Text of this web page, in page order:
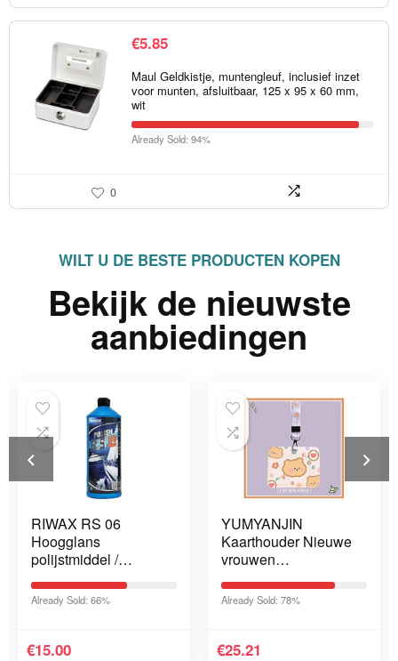
€5.85
Maul Geldkistje, muntengleuf, inclusief inzet
voor munten, afsluitbaar, 125 x 95 x 60 mm,
wit
Already Sold: 94%
0
WILT U DE BESTE PRODUCTEN KOPEN
Bekijk de nieuwste
aanbiedingen
RIWAX RS 06
Hoogglans
polijstmiddel /
Gelcoat hoogglans
maken | 0,25 l | Voor
oude en nieuwe
Already Sold: 66%
€15.00
YUMYANJIN
Kaarthouder Nieuwe
vrouwen
Kaarthouder
Lanyard
Kaarthouder Badge
Leuke Beer
Already Sold: 78%
€25.21